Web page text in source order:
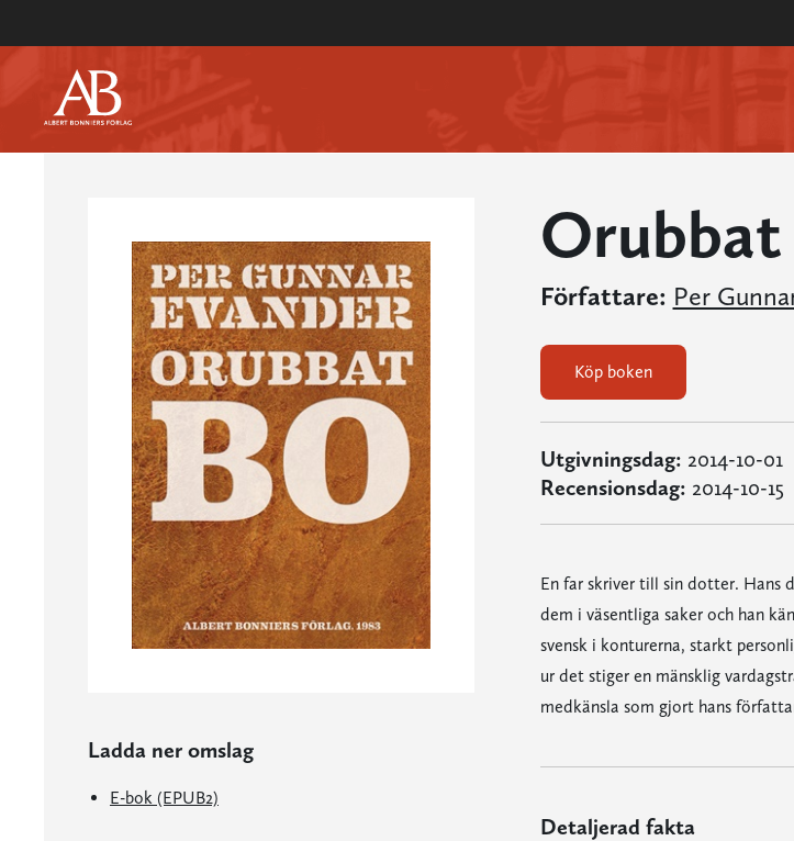
Ladda ner omslag
E-bok (EPUB2)
Författare: Per
Köp boken
Utgivningsdag: 2014-10-01
Recensionsdag: 2014-10-15
En far skriver till sin dotter. Hans
dem i väsentliga saker och han
svensk i konturerna, starkt
ur det stiger en mänsklig
medkänsla som gjort hans
Detaljerad fakta